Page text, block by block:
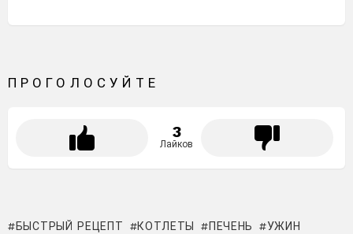
ПРОГОЛОСУЙТЕ
3
Лайков
БЫСТРЫЙ РЕЦЕПТ КОТЛЕТЫ ПЕЧЕНЬ УЖИН